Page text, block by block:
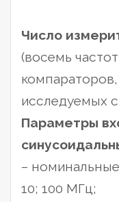
Число
(восемь
исследуемых
Параметры
–
10; 100 МГц;